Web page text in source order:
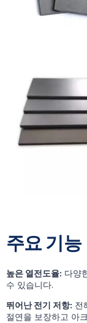
주요 기능
높은 열전도율: 다양
수 있습니다.
뛰어난 전기 저항: 전
절연을 보장하고 아